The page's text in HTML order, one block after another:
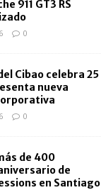
911 GT3 RS
0
Cibao celebra 25
nueva
0
de 400
de
en Santiago